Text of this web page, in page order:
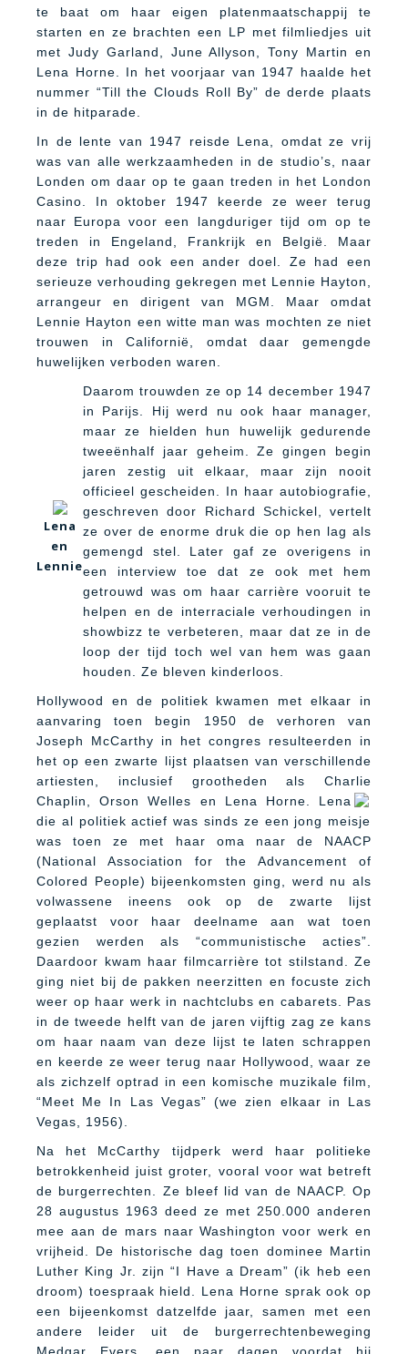
te baat om haar eigen platenmaatschappij te
starten en ze brachten een LP met filmliedjes uit
met Judy Garland, June Allyson, Tony Martin en
Lena Horne. In het voorjaar van 1947 haalde het
nummer “Till the Clouds Roll By” de derde plaats
in de hitparade.
In de lente van 1947 reisde Lena, omdat ze vrij
was van alle werkzaamheden in de studio’s, naar
Londen om daar op te gaan treden in het London
Casino. In oktober 1947 keerde ze weer terug
naar Europa voor een langduriger tijd om op te
treden in Engeland, Frankrijk en België. Maar
deze trip had ook een ander doel. Ze had een
serieuze verhouding gekregen met Lennie Hayton,
arrangeur en dirigent van MGM. Maar omdat
Lennie Hayton een witte man was mochten ze niet
trouwen in Californië, omdat daar gemengde
huwelijken verboden waren.
Lena
en
Lennie
Daarom trouwden ze op 14 december 1947
in Parijs. Hij werd nu ook haar manager,
maar ze hielden hun huwelijk gedurende
tweeënhalf jaar geheim. Ze gingen begin
jaren zestig uit elkaar, maar zijn nooit
officieel gescheiden. In haar autobiografie,
geschreven door Richard Schickel, vertelt
ze over de enorme druk die op hen lag als
gemengd stel. Later gaf ze overigens in
een interview toe dat ze ook met hem
getrouwd was om haar carrière vooruit te
helpen en de interraciale verhoudingen in
showbizz te verbeteren, maar dat ze in de
loop der tijd toch wel van hem was gaan
houden. Ze bleven kinderloos.
Hollywood en de politiek kwamen met elkaar in
aanvaring toen begin 1950 de verhoren van
Joseph McCarthy in het congres resulteerden in
het op een zwarte lijst plaatsen van verschillende
artiesten, inclusief grootheden als Charlie
Chaplin, Orson Welles en Lena Horne. Lena
die al politiek actief was sinds ze een jong meisje
was toen ze met haar oma naar de NAACP
(National Association for the Advancement of
Colored People) bijeenkomsten ging, werd nu als
volwassene ineens ook op de zwarte lijst
geplaatst voor haar deelname aan wat toen
gezien werden als “communistische acties”.
Daardoor kwam haar filmcarrière tot stilstand. Ze
ging niet bij de pakken neerzitten en focuste zich
weer op haar werk in nachtclubs en cabarets. Pas
in de tweede helft van de jaren vijftig zag ze kans
om haar naam van deze lijst te laten schrappen
en keerde ze weer terug naar Hollywood, waar ze
als zichzelf optrad in een komische muzikale film,
“Meet Me In Las Vegas” (we zien elkaar in Las
Vegas, 1956).
Na het McCarthy tijdperk werd haar politieke
betrokkenheid juist groter, vooral voor wat betreft
de burgerrechten. Ze bleef lid van de NAACP. Op
28 augustus 1963 deed ze met 250.000 anderen
mee aan de mars naar Washington voor werk en
vrijheid. De historische dag toen dominee Martin
Luther King Jr. zijn “I Have a Dream” (ik heb een
droom) toespraak hield. Lena Horne sprak ook op
een bijeenkomst datzelfde jaar, samen met een
andere leider uit de burgerrechtenbeweging